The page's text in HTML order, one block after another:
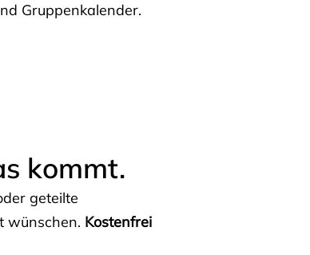
Gruppenkalender.
kommt.
geteilte
wünschen. Kostenfrei